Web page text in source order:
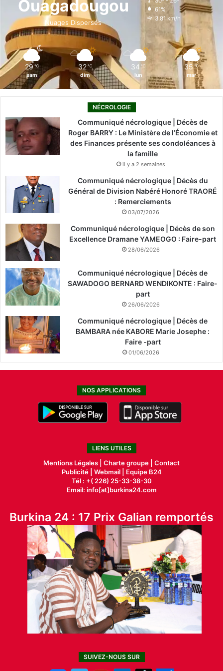
o
k
i
n
r
Ouagadougou
Nuages Dispersés
61%
3.81 km/h
29 ℃
sam
32 ℃
dim
34 ℃
lun
35 ℃
mar
NÉCROLOGIE
Communiqué nécrologique | Décès de
Roger BARRY : Le Ministère de l’Économie et
des Finances présente ses condoléances à
la famille
il y a 2 semaines
Communiqué nécrologique | Décès du
Général de Division Nabéré Honoré TRAORÉ
: Remerciements
03/07/2026
Communiqué nécrologique | Décès de son
Excellence Dramane YAMEOGO : Faire-part
28/06/2026
Communiqué nécrologique | Décès de
SAWADOGO BERNARD WENDIKONTE : Faire-
part
26/06/2026
Communiqué nécrologique | Décès de
BAMBARA née KABORE Marie Josephe :
Faire -part
01/06/2026
NOS APPLICATIONS
LIENS UTILES
Mentions Légales | Charte groupe | Contact
Publicité| Webmail |
Equipe B24
Tél : +( 226) 25-33-38-30
Email: info[at]burkina24.com
Burkina 24 : 17 Prix Galian remportés
SUIVEZ-NOUS SUR